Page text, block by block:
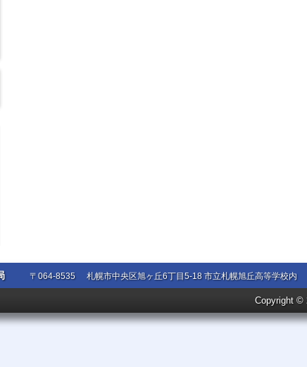
〒064-8535 札幌市中央区旭ヶ丘6丁目5-18 市立札幌旭丘高等学校内
Copyright ©